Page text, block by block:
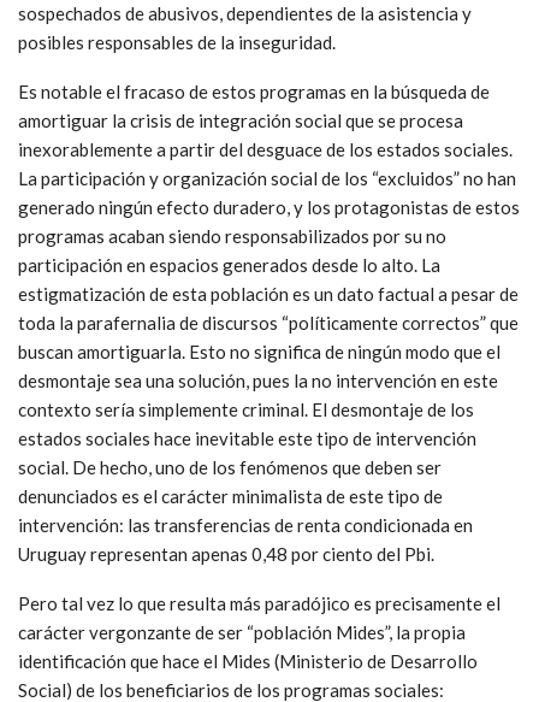
sospechados de abusivos, dependientes de la asistencia y
posibles responsables de la inseguridad.
Es notable el fracaso de estos programas en la búsqueda de
amortiguar la crisis de integración social que se procesa
inexorablemente a partir del desguace de los estados sociales.
La participación y organización social de los “excluidos” no han
generado ningún efecto duradero, y los protagonistas de estos
programas acaban siendo responsabilizados por su no
participación en espacios generados desde lo alto. La
estigmatización de esta población es un dato factual a pesar de
toda la parafernalia de discursos “políticamente correctos” que
buscan amortiguarla. Esto no significa de ningún modo que el
desmontaje sea una solución, pues la no intervención en este
contexto sería simplemente criminal. El desmontaje de los
estados sociales hace inevitable este tipo de intervención
social. De hecho, uno de los fenómenos que deben ser
denunciados es el carácter minimalista de este tipo de
intervención: las transferencias de renta condicionada en
Uruguay representan apenas 0,48 por ciento del Pbi.
Pero tal vez lo que resulta más paradójico es precisamente el
carácter vergonzante de ser “población Mides”, la propia
identificación que hace el Mides (Ministerio de Desarrollo
Social) de los beneficiarios de los programas sociales: